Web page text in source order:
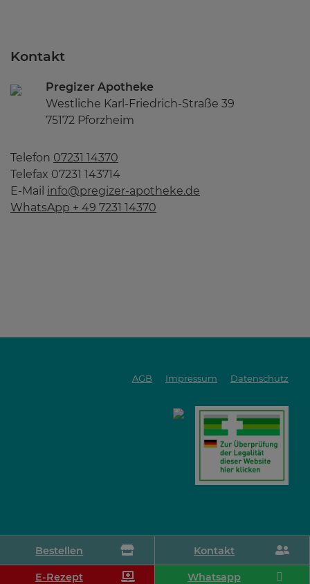
Bestellen Kontakt
E-Rezept Whatsapp
Kontakt
Pregizer Apotheke
Westliche Karl-Friedrich-Straße 39
75172 Pforzheim
Telefon 07231 14370
Telefax 07231 143714
E-Mail info@pregizer-apotheke.de
WhatsApp + 49 7231 14370
AGB Impressum Datenschutz